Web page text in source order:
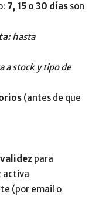
7, 15 o 30 días son
hasta
a stock y tipo de
(antes de que
para
activa
(por email o